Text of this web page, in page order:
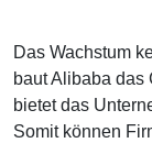
Das Wachstum
baut Alibaba das
bietet das
Somit können